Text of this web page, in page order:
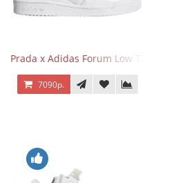
Prada x Adidas Forum Low Triple White
7090р.